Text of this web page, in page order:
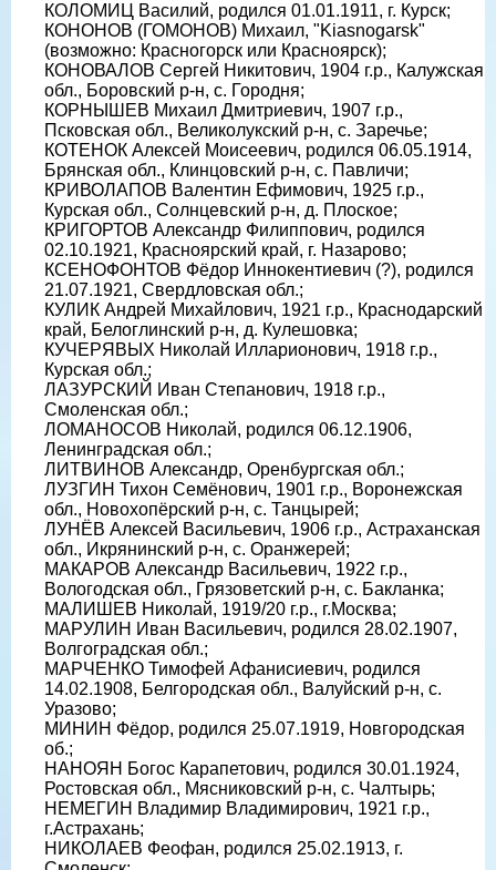
КОЛОМИЦ Василий, родился 01.01.1911, г. Курск;
КОНОНОВ (ГОМОНОВ) Михаил, "Kiasnogarsk"
(возможно: Красногорск или Красноярск);
КОНОВАЛОВ Сергей Никитович, 1904 г.р., Калужская
обл., Боровский р-н, с. Городня;
КОРНЫШЕВ Михаил Дмитриевич, 1907 г.р.,
Псковская обл., Великолукский р-н, с. Заречье;
КОТЕНОК Алексей Моисеевич, родился 06.05.1914,
Брянская обл., Клинцовский р-н, с. Павличи;
КРИВОЛАПОВ Валентин Ефимович, 1925 г.р.,
Курская обл., Солнцевский р-н, д. Плоское;
КРИГОРТОВ Александр Филиппович, родился
02.10.1921, Красноярский край, г. Назарово;
КСЕНОФОНТОВ Фёдор Иннокентиевич (?), родился
21.07.1921, Свердловская обл.;
КУЛИК Андрей Михайлович, 1921 г.р., Краснодарский
край, Белоглинский р-н, д. Кулешовка;
КУЧЕРЯВЫХ Николай Илларионович, 1918 г.р.,
Курская обл.;
ЛАЗУРСКИЙ Иван Степанович, 1918 г.р.,
Смоленская обл.;
ЛОМАНОСОВ Николай, родился 06.12.1906,
Ленинградская обл.;
ЛИТВИНОВ Александр, Оренбургская обл.;
ЛУЗГИН Тихон Семёнович, 1901 г.р., Воронежская
обл., Новохопёрский р-н, с. Танцырей;
ЛУНЁВ Алексей Васильевич, 1906 г.р., Астраханская
обл., Икрянинский р-н, с. Оранжерей;
МАКАРОВ Александр Васильевич, 1922 г.р.,
Вологодская обл., Грязоветский р-н, с. Бакланка;
МАЛИШЕВ Николай, 1919/20 г.р., г.Москва;
МАРУЛИН Иван Васильевич, родился 28.02.1907,
Волгоградская обл.;
МАРЧЕНКО Тимофей Афанисиевич, родился
14.02.1908, Белгородская обл., Валуйский р-н, с.
Уразово;
МИНИН Фёдор, родился 25.07.1919, Новгородская
об.;
НАНОЯН Богос Карапетович, родился 30.01.1924,
Ростовская обл., Мясниковский р-н, с. Чалтырь;
НЕМЕГИН Владимир Владимирович, 1921 г.р.,
г.Астрахань;
НИКОЛАЕВ Феофан, родился 25.02.1913, г.